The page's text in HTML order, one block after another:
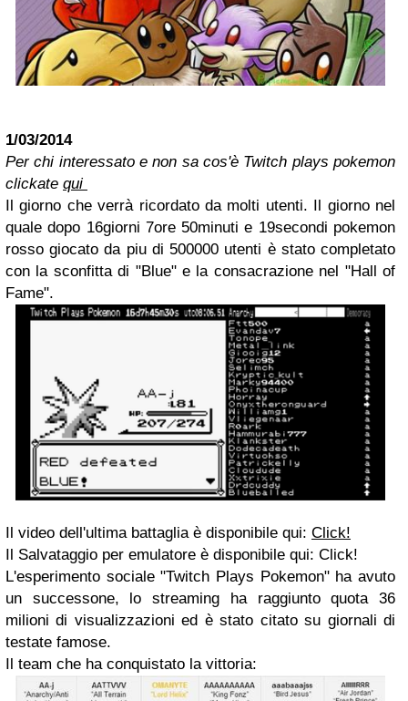
1/03/2014
Per chi interessato e non sa cos'è Twitch plays pokemon
clickate qui
Il giorno che verrà ricordato da molti utenti. Il giorno nel
quale dopo 16giorni 7ore 50minuti e 19secondi pokemon
rosso giocato da piu di 500000 utenti è stato completato
con la sconfitta di "Blue" e la consacrazione nel "Hall of
Fame".
Il video dell'ultima battaglia è disponibile qui: Click!
Il Salvataggio per emulatore è disponibile qui: Click!
L'esperimento sociale "Twitch Plays Pokemon" ha avuto
un successone, lo streaming ha raggiunto quota 36
milioni di visualizzazioni ed è stato citato su giornali di
testate famose.
Il team che ha conquistato la vittoria: